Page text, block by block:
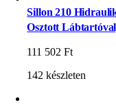
Sillon 210
Osztott
111 502Ft
142 készleten